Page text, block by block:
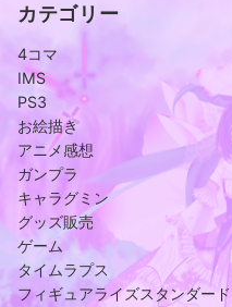
カテゴリー
4コマ
IMS
PS3
お絵描き
アニメ感想
ガンプラ
キャラグミン
グッズ販売
ゲーム
タイムラプス
フィギュアライズスタンダード